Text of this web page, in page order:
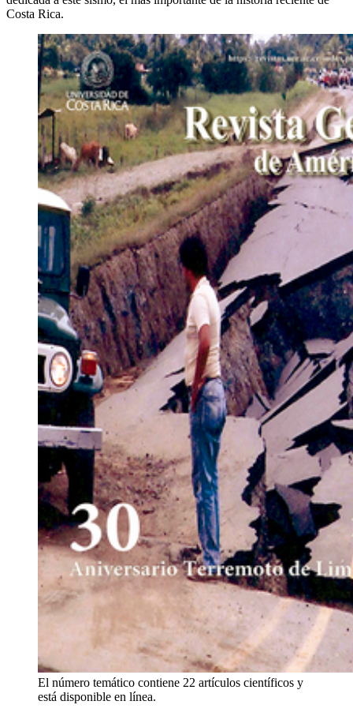
Costa Rica.
El número temático contiene 22 artículos científicos y
está disponible en línea.